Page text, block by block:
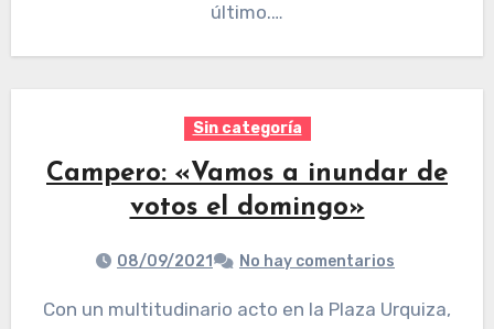
último.…
Sin categoría
Campero: «Vamos a inundar de
votos el domingo»
08/09/2021 No hay comentarios
Con un multitudinario acto en la Plaza Urquiza,